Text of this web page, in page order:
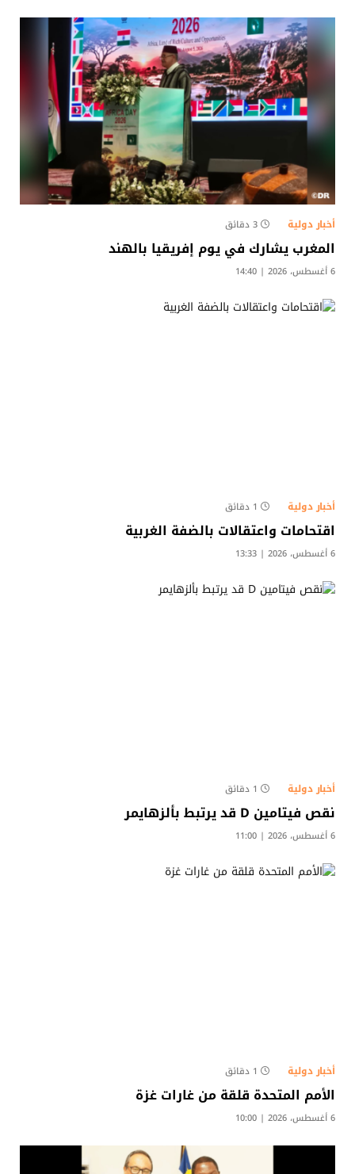
أخبار دولية 3 دقائق
المغرب يشارك في يوم إفريقيا بالهند
6 أغسطس، 2026 | 14:40
أخبار دولية 1 دقائق
اقتحامات واعتقالات بالضفة الغربية
6 أغسطس، 2026 | 13:33
أخبار دولية 1 دقائق
نقص فيتامين D قد يرتبط بألزهايمر
6 أغسطس، 2026 | 11:00
أخبار دولية 1 دقائق
الأمم المتحدة قلقة من غارات غزة
6 أغسطس، 2026 | 10:00